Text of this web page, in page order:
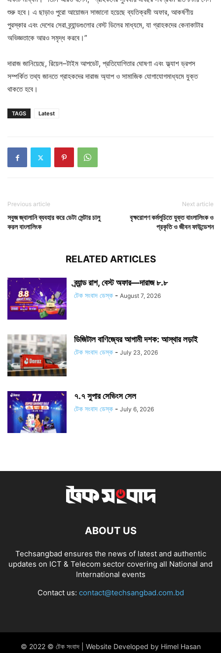
শুরু হবে। এ ছাড়াও পুরো আয়োজন সাজানো হয়েছে ব্যতিক্রমী অফার, আকর্ষণীয়
পুরস্কার এবং দেশের সেরা ব্র্যান্ডগুলোর বেস্ট ডিলের মাধ্যমে, যা গ্রাহকদের কেনাকাটার
অভিজ্ঞতাকে আরও সমৃদ্ধ করবে।”
দারাজ জানিয়েছে, রিয়েল–টাইম আপডেট, প্রতিযোগিতার ঘোষণা এবং ফ্ল্যাশ ড্রপস
সম্পর্কিত তথ্য জানতে গ্রাহকদের দারাজ অ্যাপ ও সামাজিক যোগাযোগমাধ্যমে যুক্ত
থাকতে হবে।
TAGS Latest
Previous article
সবুজ জ্বালানি ব্যবহার করে ডেটা সেন্টার চালু
করল বাংলালিংক
Next article
বৃক্ষরোপণ কর্মসূচিতে যুক্ত বাংলালিংক ও
প্রকৃতি ও জীবন ফাউন্ডেশন
RELATED ARTICLES
ব্র্যান্ড রাশ, বেস্ট অফার—দারাজ ৮.৮
টেক সংবাদ ডেস্ক - August 7, 2026
ডিজিটাল বাণিজ্যের আগামী দশক: আস্থার লড়াই
টেক সংবাদ ডেস্ক - July 23, 2026
৭.৭ সুপার সেভিংস সেল
টেক সংবাদ ডেস্ক - July 6, 2026
ABOUT US
Techsangbad ensures the news of latest and authentic
updates on ICT & Telecom sector covering all National and
International events
Contact us: contact@techsangbad.com.bd
© 2022 © টেক সংবাদ | Website Developed by Himel Hasan